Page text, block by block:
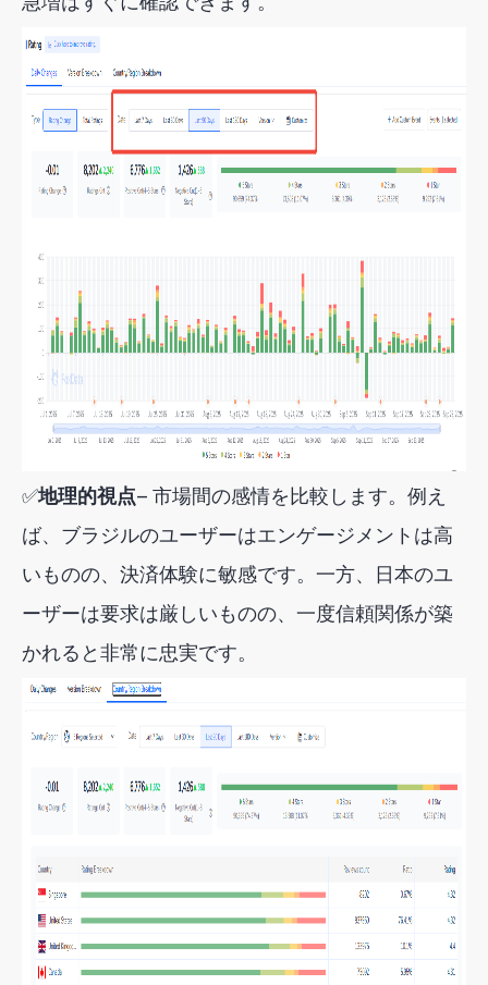
✅地理的視点— 市場間の感情を比較します。例え
ば、ブラジルのユーザーはエンゲージメントは高
いものの、決済体験に敏感です。一方、日本のユ
ーザーは要求は厳しいものの、一度信頼関係が築
かれると非常に忠実です。